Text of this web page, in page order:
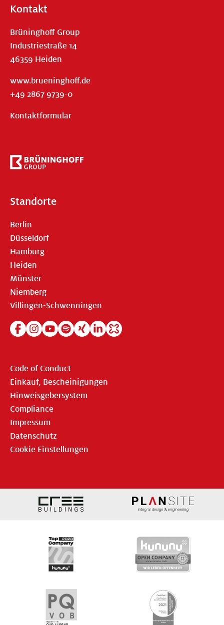
Kontakt
Brüninghoff Group
Industriestraße 14
46359 Heiden
www.brueninghoff.de
+49 2867 9739-0
Kontaktformular
Standorte
Berlin
Düsseldorf
Hamburg
Heiden
Münster
Niemberg
Villingen-Schwenningen
Code of Conduct
Einkauf, Bescheinigungen
Hinweisgebersystem
Compliance
Impressum
Datenschutz
Cookie Einstellungen